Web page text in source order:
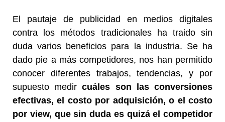
El pautaje de publicidad en medios digitales
contra los métodos tradicionales ha traido sin
duda varios beneficios para la industria. Se ha
dado pie a más competidores, nos han permitido
conocer diferentes trabajos, tendencias, y por
supuesto medircuáles son las conversiones
efectivas, el costo por adquisición, o el costo
por view, que sin duda es quizá el competidor